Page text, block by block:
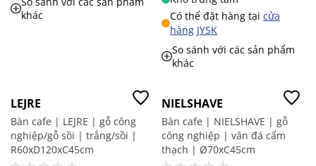
khác
Có thể đặt hàng tại cửa
hàng JYSK
So sánh với các sản phẩm
khác
LEJRE
Bàn cafe | LEJRE | gỗ công
nghiệp/gỗ sồi | trắng/sồi |
R60xD120xC45cm
NIELSHAVE
Bàn cafe | NIELSHAVE | gỗ
công nghiệp | vân đá cẩm
thạch | Ø70xC45cm